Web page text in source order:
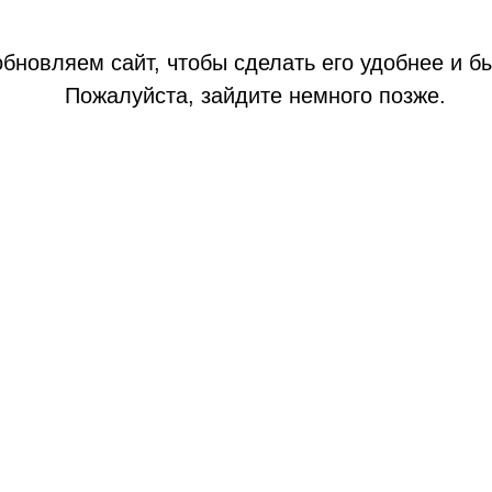
сайт, чтобы сделать его удобнее и
Пожалуйста, зайдите немного позже.